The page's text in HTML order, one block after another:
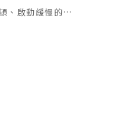
、啟動緩慢的…